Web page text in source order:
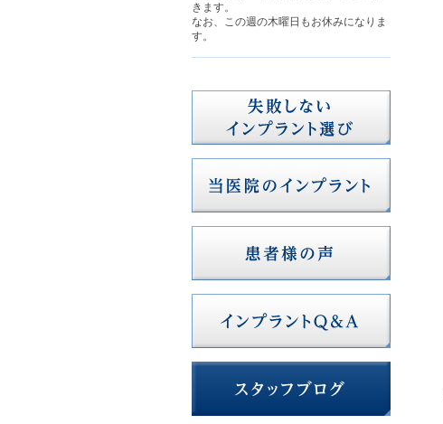
きます。
なお、この週の木曜日もお休みになりま
す。